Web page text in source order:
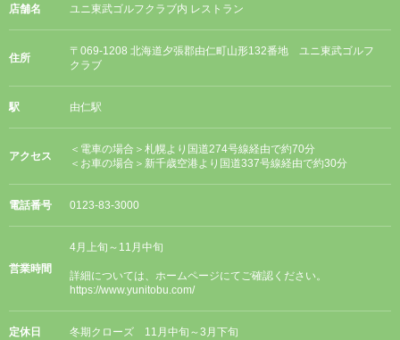
店舗名 ユニ東武ゴルフクラブ内 レストラン
住所
〒069-1208 北海道夕張郡由仁町山形132番地 ユニ東武ゴルフ
クラブ
駅 由仁駅
アクセス
＜電車の場合＞札幌より国道274号線経由で約70分
＜お車の場合＞新千歳空港より国道337号線経由で約30分
電話番号 0123-83-3000
営業時間
4月上旬～11月中旬
詳細については、ホームページにてご確認ください。
https://www.yunitobu.com/
定休日 冬期クローズ 11月中旬～3月下旬